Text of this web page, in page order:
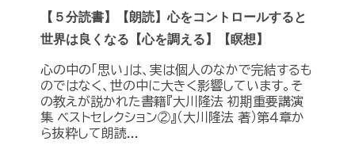
【５分読書】【朗読】心をコントロールすると
世界は良くなる【心を調える】【瞑想】
心の中の「思い」は、実は個人のなかで完結するも
のではなく、世の中に大きく影響しています。そ
の教えが説かれた書籍『大川隆法 初期重要講演
集 ベストセレクション②』（大川隆法 著）第４章か
ら抜粋して朗読...